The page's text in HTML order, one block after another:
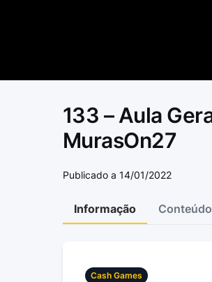
133 – Aula
MurasOn27
Publicado a 14/01/2022
Informação Conteúdo
Cash Games